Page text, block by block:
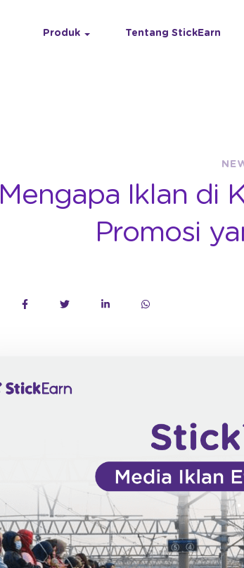
Produk Tentang StickEarn
Mengapa Iklan di
Promosi